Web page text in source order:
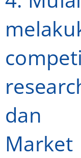
dan
Market